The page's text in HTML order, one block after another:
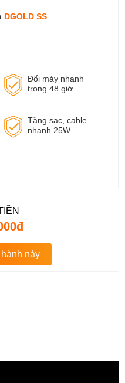
DGOLD SS
Đổi máy nhanh
trong 48 giờ
Tặng sạc, cable
nhanh 25W
này